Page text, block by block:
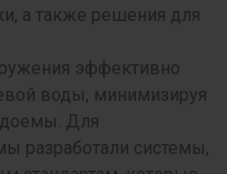
а также решения для
эффективно
воды, минимизируя
Для
разработали системы,